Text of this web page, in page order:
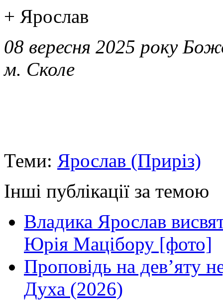
+ Ярослав
08 вересня 2025 року
м. Сколе
зупинитися
голос
Ісуса,
що
Він
нам
найдосконаліший
Сьогоднішнє
нагода
роздумати
Тієї,
яка
Матір'ю
Божого
Теми: Ярослав (Приріз)
Інші публікації за темою
Владика Ярослав
Юрія Мацібору [фото]
Проповідь на дев’яту
Духа (2026)